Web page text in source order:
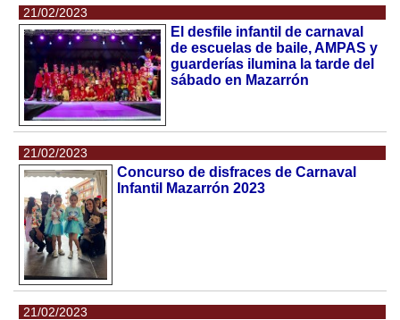
21/02/2023
El desfile infantil de carnaval
de escuelas de baile, AMPAS y
guarderías ilumina la tarde del
sábado en Mazarrón
21/02/2023
Concurso de disfraces de Carnaval
Infantil Mazarrón 2023
21/02/2023